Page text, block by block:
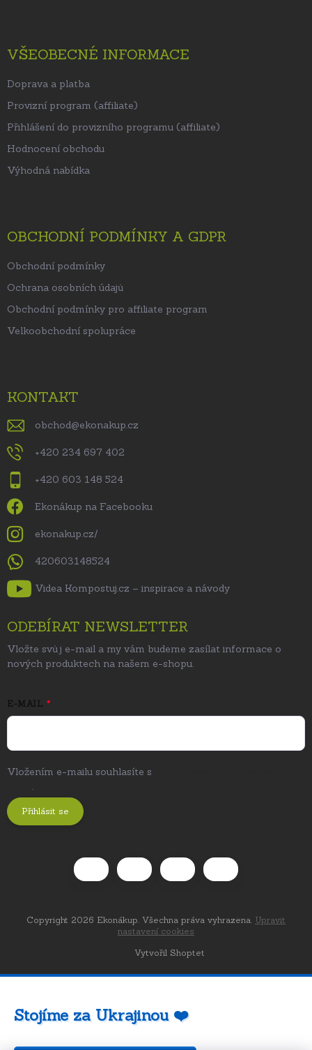
VŠEOBECNÉ INFORMACE
Doprava a platba
Provizní program (affiliate)
Přihlášení do provizního programu (affiliate)
Hodnocení obchodu
Výhodná nabídka
OBCHODNÍ PODMÍNKY A GDPR
Obchodní podmínky
Ochrana osobních údajů
Obchodní podmínky pro affiliate program
Velkoobchodní spolupráce
KONTAKT
obchod@ekonakup.cz
+420 234 697 402
+420 603 148 524
Ekonákup na Facebooku
ekonakup.cz/
420603148524
Videa Kompostuj.cz – inspirace a návody
ODEBÍRAT NEWSLETTER
Vložte svůj e-mail a my vám budeme zasílat informace o
nových produktech na našem e-shopu.
E-MAIL
Vložením e-mailu souhlasíte s
.
Přihlásit se
Vytvořil Shoptet
Copyright 2026 Ekonákup. Všechna práva vyhrazena. Upravit
nastavení cookies
Stojíme za Ukrajinou ❤️